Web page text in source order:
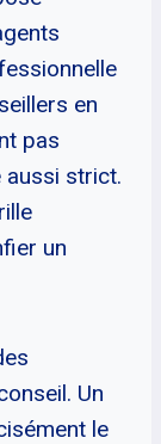
en
pas
aussi strict.
un
Un
le